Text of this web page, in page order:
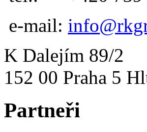
e-mail:
K Dalejím 89/2
152 00 Praha 5
Partneři